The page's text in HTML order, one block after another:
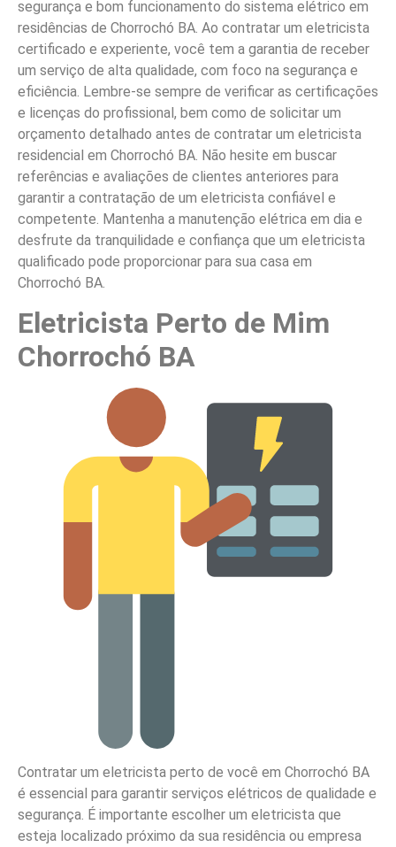
segurança e bom funcionamento do sistema elétrico em
residências de Chorrochó BA. Ao contratar um eletricista
certificado e experiente, você tem a garantia de receber
um serviço de alta qualidade, com foco na segurança e
eficiência. Lembre-se sempre de verificar as certificações
e licenças do profissional, bem como de solicitar um
orçamento detalhado antes de contratar um eletricista
residencial em Chorrochó BA. Não hesite em buscar
referências e avaliações de clientes anteriores para
garantir a contratação de um eletricista confiável e
competente. Mantenha a manutenção elétrica em dia e
desfrute da tranquilidade e confiança que um eletricista
qualificado pode proporcionar para sua casa em
Chorrochó BA.
Eletricista Perto de Mim
Chorrochó BA
Contratar um eletricista perto de você em Chorrochó BA
é essencial para garantir serviços elétricos de qualidade e
segurança. É importante escolher um eletricista que
esteja localizado próximo da sua residência ou empresa